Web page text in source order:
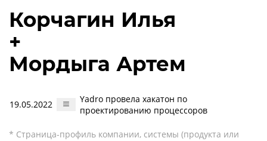
Корчагин Илья
+
Мордыга Артем
19.05.2022
Yadro провела хакатон по
проектированию процессоров
* Страница-профиль компании, системы (продукта или